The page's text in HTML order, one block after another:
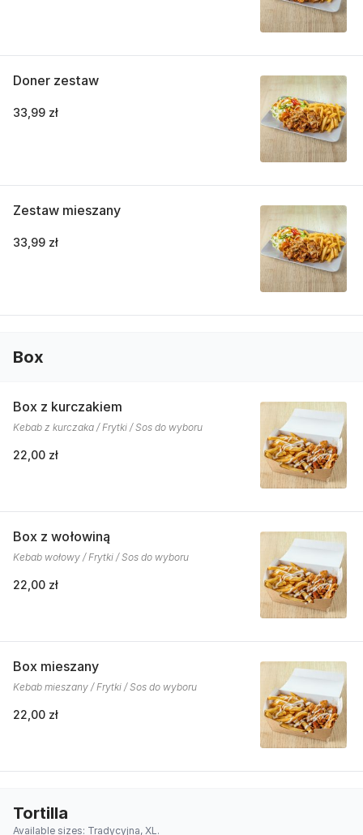
Doner zestaw
33,99 zł
Zestaw mieszany
33,99 zł
Box
Box z kurczakiem
Kebab z kurczaka / Frytki / Sos do wyboru
22,00 zł
Box z wołowiną
Kebab wołowy / Frytki / Sos do wyboru
22,00 zł
Box mieszany
Kebab mieszany / Frytki / Sos do wyboru
22,00 zł
Tortilla
Available sizes: Tradycyjna, XL.